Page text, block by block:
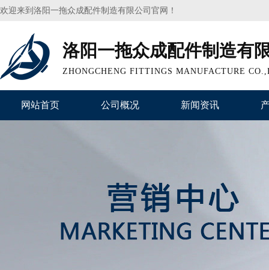
欢迎来到洛阳一拖众成配件制造有限公司官网！
洛阳一拖众成配件制造有
ZHONGCHENG FITTINGS MANUFACTURE
网站首页 公司概况 新闻资讯